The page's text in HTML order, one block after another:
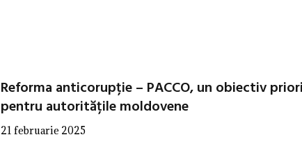
Reforma anticorupție – PACCO, un obiectiv
pentru autoritățile moldovene
21 februarie 2025